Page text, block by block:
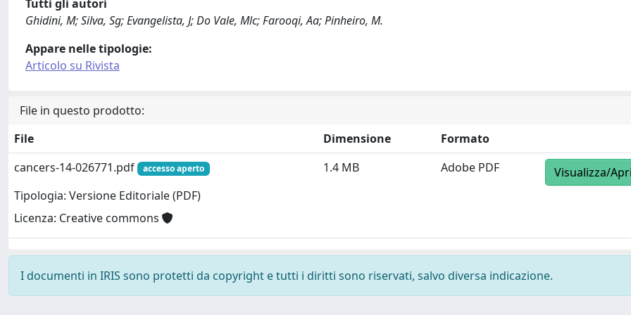
Tutti gli autori
Ghidini, M; Silva, Sg; Evangelista, J; Do Vale, Mlc; Farooqi, Aa; Pinheiro, M.
Appare nelle tipologie:
Articolo su Rivista
File in questo prodotto:
File
Dimensione
Formato
cancers-14-026771.pdf
accesso aperto
Tipologia: Versione Editoriale (PDF)
Licenza: Creative commons
1.4 MB Adobe PDF Visualizza/
I documenti in IRIS sono protetti da copyright e tutti i diritti sono riservati, salvo diversa indicazione.